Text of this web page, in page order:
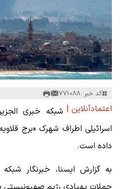
کد خبر: 771088
اعتمادآنلاین | شبکه خبری
اسرائیلی اطراف شهرک «برج
داده است.
به گزارش ایسنا، خبرنگار